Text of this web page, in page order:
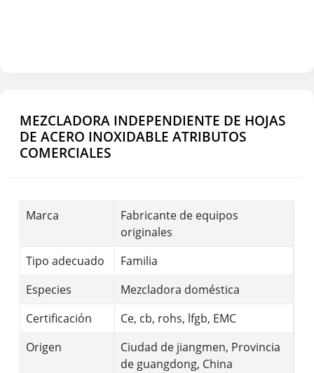
MEZCLADORA INDEPENDIENTE DE HOJAS
DE ACERO INOXIDABLE ATRIBUTOS
COMERCIALES
Marca
Fabricante de equipos
originales
Tipo adecuado
Familia
Especies
Mezcladora doméstica
Certificación
Ce, cb, rohs, lfgb, EMC
Origen
Ciudad de jiangmen, Provincia
de guangdong, China